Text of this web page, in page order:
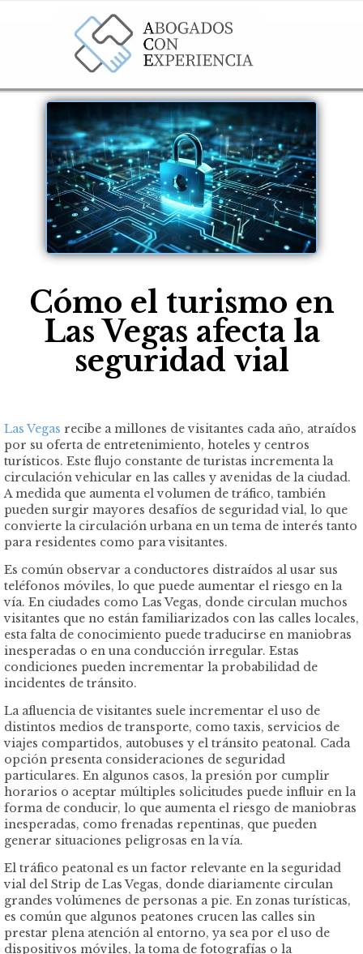
Cómo el turismo en
Las Vegas afecta la
seguridad vial
Las Vegas recibe a millones de visitantes cada año, atraídos
por su oferta de entretenimiento, hoteles y centros
turísticos. Este flujo constante de turistas incrementa la
circulación vehicular en las calles y avenidas de la ciudad.
A medida que aumenta el volumen de tráfico, también
pueden surgir mayores desafíos de seguridad vial, lo que
convierte la circulación urbana en un tema de interés tanto
para residentes como para visitantes.
Es común observar a conductores distraídos al usar sus
teléfonos móviles, lo que puede aumentar el riesgo en la
vía. En ciudades como Las Vegas, donde circulan muchos
visitantes que no están familiarizados con las calles locales,
esta falta de conocimiento puede traducirse en maniobras
inesperadas o en una conducción irregular. Estas
condiciones pueden incrementar la probabilidad de
incidentes de tránsito.
La afluencia de visitantes suele incrementar el uso de
distintos medios de transporte, como taxis, servicios de
viajes compartidos, autobuses y el tránsito peatonal. Cada
opción presenta consideraciones de seguridad
particulares. En algunos casos, la presión por cumplir
horarios o aceptar múltiples solicitudes puede influir en la
forma de conducir, lo que aumenta el riesgo de maniobras
inesperadas, como frenadas repentinas, que pueden
generar situaciones peligrosas en la vía.
El tráfico peatonal es un factor relevante en la seguridad
vial del Strip de Las Vegas, donde diariamente circulan
grandes volúmenes de personas a pie. En zonas turísticas,
es común que algunos peatones crucen las calles sin
prestar plena atención al entorno, ya sea por el uso de
dispositivos móviles, la toma de fotografías o la